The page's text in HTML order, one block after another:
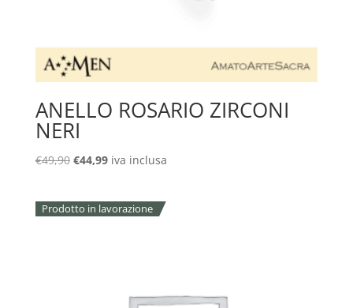
ANELLO ROSARIO ZIRCONI
NERI
€49,90 Il
era:
€44,99Il
è:
iva inclusa
Prodotto in lavorazione